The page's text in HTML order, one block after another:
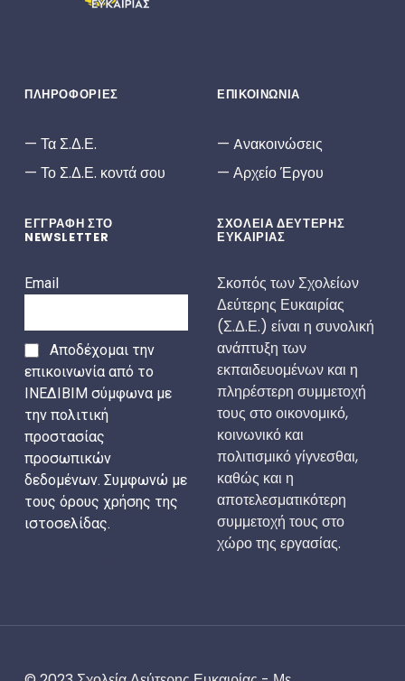
ΠΛΗΡΟΦΟΡΙΕΣ
Τα Σ.Δ.Ε.
Το Σ.Δ.Ε. κοντά σου
ΕΠΙΚΟΙΝΩΝΙΑ
Aνακοινώσεις
Αρχείο Έργου
ΕΓΓΡΑΦΗ ΣΤΟ
NEWSLETTER
Email
Αποδέχομαι την
επικοινωνία από το
ΙΝΕΔΙΒΙΜ σύμφωνα με
την πολιτική
προστασίας
προσωπικών
δεδομένων. Συμφωνώ με
τους όρους χρήσης της
ιστοσελίδας.
ΣΧΟΛΕΙΑ ΔΕΥΤΕΡΗΣ
ΕΥΚΑΙΡΙΑΣ
Σκοπός των Σχολείων
Δεύτερης Ευκαιρίας
(Σ.Δ.Ε.) είναι η συνολική
ανάπτυξη των
εκπαιδευομένων και η
πληρέστερη συμμετοχή
τους στο οικονομικό,
κοινωνικό και
πολιτισμικό γίγνεσθαι,
καθώς και η
αποτελεσματικότερη
συμμετοχή τους στο
χώρο της εργασίας.